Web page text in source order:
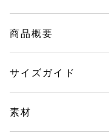
商品概要
サイズガイド
素材